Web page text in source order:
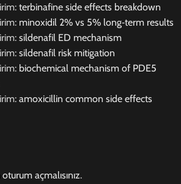
terbinafine side effects breakdown
minoxidil 2% vs 5% long‑term results
sildenafil ED mechanism
sildenafil risk mitigation
biochemical mechanism of PDE5
amoxicillin common side effects
oturum açmalısınız.